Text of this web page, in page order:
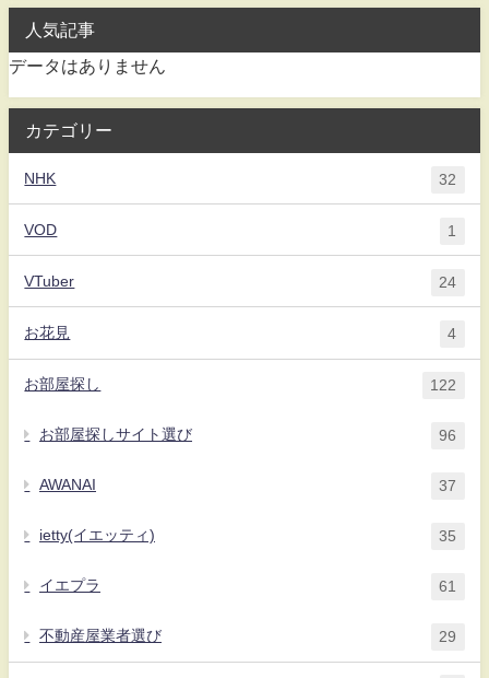
人気記事
データはありません
カテゴリー
NHK 32
VOD 1
VTuber 24
お花見 4
お部屋探し 122
お部屋探しサイト選び 96
AWANAI 37
ietty(イエッティ) 35
イエプラ 61
不動産屋業者選び 29